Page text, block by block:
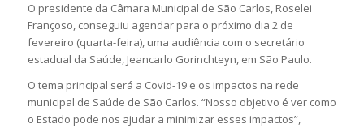
O presidente da Câmara Municipal de São Carlos, Roselei
Françoso, conseguiu agendar para o próximo dia 2 de
fevereiro (quarta-feira), uma audiência com o secretário
estadual da Saúde, Jeancarlo Gorinchteyn, em São Paulo.
O tema principal será a Covid-19 e os impactos na rede
municipal de Saúde de São Carlos. “Nosso objetivo é ver como
o Estado pode nos ajudar a minimizar esses impactos”,